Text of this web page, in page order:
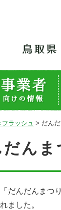
フラッシュ > だん
んま
んだんまつ
ました。